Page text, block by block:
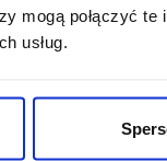
mogą połączyć
usług.